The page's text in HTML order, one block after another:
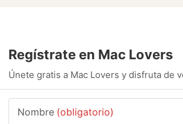
Regístrate en Mac Lovers
Únete gratis a Mac Lovers y disfruta de
Nombre (obligatorio)